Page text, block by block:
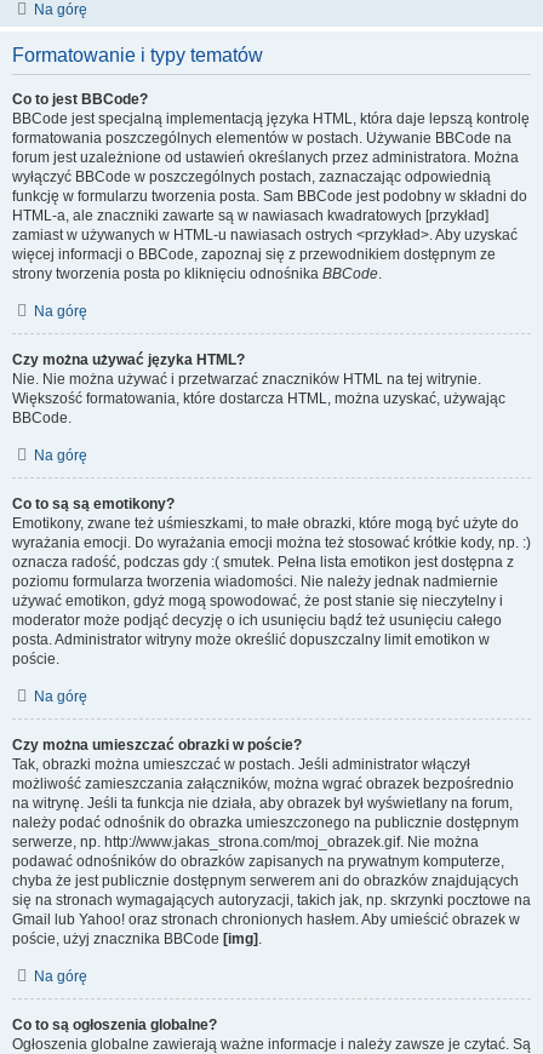
Na górę
Formatowanie i typy tematów
Co to jest BBCode?
BBCode jest specjalną implementacją języka HTML, która daje lepszą kontrolę
formatowania poszczególnych elementów w postach. Używanie BBCode na
forum jest uzależnione od ustawień określanych przez administratora. Można
wyłączyć BBCode w poszczególnych postach, zaznaczając odpowiednią
funkcję w formularzu tworzenia posta. Sam BBCode jest podobny w składni do
HTML-a, ale znaczniki zawarte są w nawiasach kwadratowych [przykład]
zamiast w używanych w HTML-u nawiasach ostrych <przykład>. Aby uzyskać
więcej informacji o BBCode, zapoznaj się z przewodnikiem dostępnym ze
strony tworzenia posta po kliknięciu odnośnika BBCode.
Na górę
Czy można używać języka HTML?
Nie. Nie można używać i przetwarzać znaczników HTML na tej witrynie.
Większość formatowania, które dostarcza HTML, można uzyskać, używając
BBCode.
Na górę
Co to są są emotikony?
Emotikony, zwane też uśmieszkami, to małe obrazki, które mogą być użyte do
wyrażania emocji. Do wyrażania emocji można też stosować krótkie kody, np. :)
oznacza radość, podczas gdy :( smutek. Pełna lista emotikon jest dostępna z
poziomu formularza tworzenia wiadomości. Nie należy jednak nadmiernie
używać emotikon, gdyż mogą spowodować, że post stanie się nieczytelny i
moderator może podjąć decyzję o ich usunięciu bądź też usunięciu całego
posta. Administrator witryny może określić dopuszczalny limit emotikon w
poście.
Na górę
Czy można umieszczać obrazki w poście?
Tak, obrazki można umieszczać w postach. Jeśli administrator włączył
możliwość zamieszczania załączników, można wgrać obrazek bezpośrednio
na witrynę. Jeśli ta funkcja nie działa, aby obrazek był wyświetlany na forum,
należy podać odnośnik do obrazka umieszczonego na publicznie dostępnym
serwerze, np. http://www.jakas_strona.com/moj_obrazek.gif. Nie można
podawać odnośników do obrazków zapisanych na prywatnym komputerze,
chyba że jest publicznie dostępnym serwerem ani do obrazków znajdujących
się na stronach wymagających autoryzacji, takich jak, np. skrzynki pocztowe na
Gmail lub Yahoo! oraz stronach chronionych hasłem. Aby umieścić obrazek w
poście, użyj znacznika BBCode [img] .
Na górę
Co to są ogłoszenia globalne?
Ogłoszenia globalne zawierają ważne informacje i należy zawsze je czytać. Są